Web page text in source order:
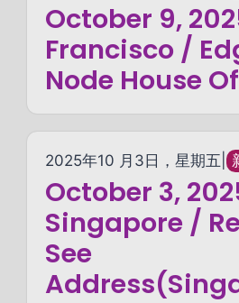
October 9,
Francisco /
Node House
2025年10 月3日，星期五
October 3,
Singapore /
See